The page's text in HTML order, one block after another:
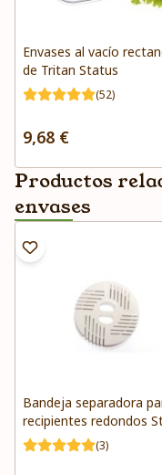
Envases al vacío
de Tritan Status
(52)
9,68 €
Productos
envases
Bandeja separadora
recipientes redondos
(3)